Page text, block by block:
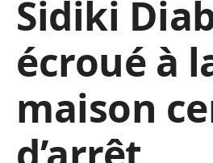
Sidiki
écroué à
maison